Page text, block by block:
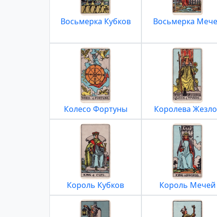
Восьмерка Кубков Восьмерка
Колесо Фортуны Королева
Король Кубков Король Мечей